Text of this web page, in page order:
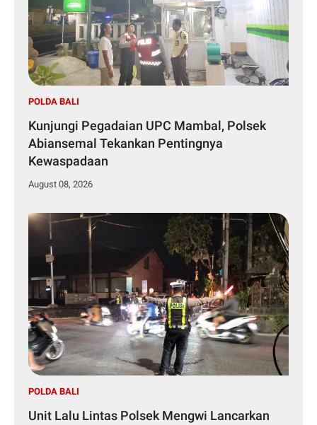
POLDA BALI
Kunjungi Pegadaian UPC Mambal, Polsek
Abiansemal Tekankan Pentingnya
Kewaspadaan
August 08, 2026
POLDA BALI
Unit Lalu Lintas Polsek Mengwi Lancarkan